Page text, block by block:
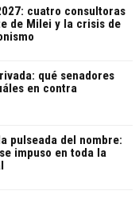
cuatro consultoras
de Milei y la crisis de
qué senadores
en contra
pulseada del nombre:
impuso en toda la